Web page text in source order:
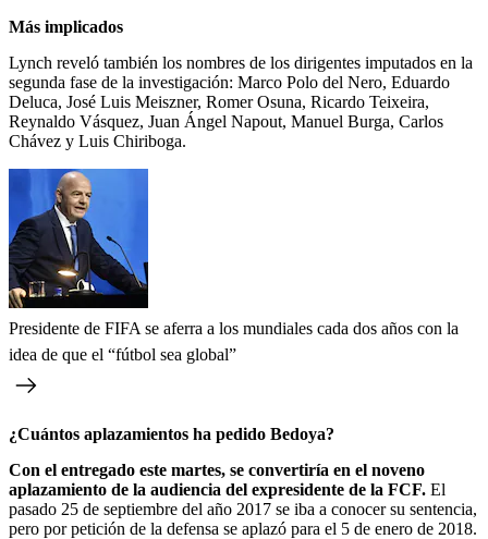
Más implicados
Lynch reveló también los nombres de los dirigentes imputados en la
segunda fase de la investigación: Marco Polo del Nero, Eduardo
Deluca, José Luis Meiszner, Romer Osuna, Ricardo Teixeira,
Reynaldo Vásquez, Juan Ángel Napout, Manuel Burga, Carlos
Chávez y Luis Chiriboga.
Presidente de FIFA se aferra a los mundiales cada dos años con la
idea de que el “fútbol sea global”
¿Cuántos aplazamientos ha pedido Bedoya?
Con el entregado este martes, se convertiría en el noveno
aplazamiento de la audiencia del expresidente de la FCF. El
pasado 25 de septiembre del año 2017 se iba a conocer su sentencia,
pero por petición de la defensa se aplazó para el 5 de enero de 2018.